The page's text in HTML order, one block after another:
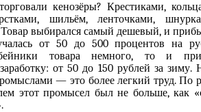
кенозёры? Крестиками,
шильём, ленточками,
Товар выбирался самый дешевый, и
от 50 до 500 процентов на
товара немного, то и
от 50 до 150 рублей за зиму.
— это более легкий труд. По
этот промысел был не больше, как